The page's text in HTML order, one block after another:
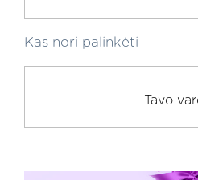
Kas nori palinkėti